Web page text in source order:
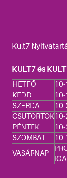
Kult7
KULT7 és
HÉTFŐ
10-
KEDD
10-
SZERDA
10-
CSÜTÖRTÖK10-
PÉNTEK
10-
SZOMBAT
10-
VASÁRNAP